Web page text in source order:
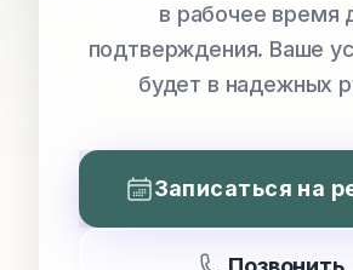
в рабочее время
подтверждения. Ваше
будет в надежных
Записаться на